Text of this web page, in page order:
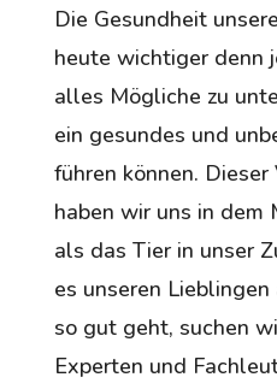
Die Gesundheit
heute wichtiger denn
alles Mögliche zu
ein gesundes und
führen können.
haben wir uns in
als das Tier in unser
es unseren
so gut geht, suchen
Experten und